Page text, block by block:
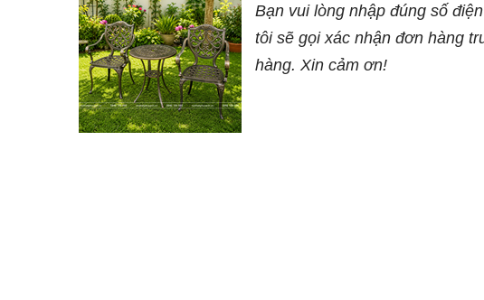
Bạn vui lòng nhập đúng số
tôi sẽ gọi xác nhận đơn hàng
hàng. Xin cảm ơn!